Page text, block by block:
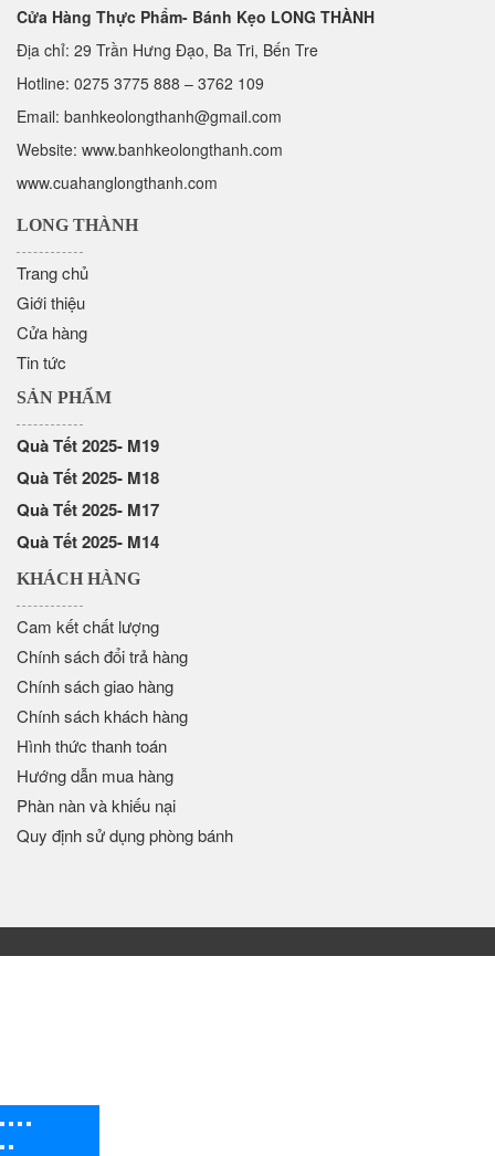
Cửa Hàng Thực Phẩm- Bánh Kẹo LONG THÀNH
Địa chỉ: 29 Trần Hưng Đạo, Ba Tri, Bến Tre
Hotline: 0275 3775 888 – 3762 109
Email: banhkeolongthanh@gmail.com
Website: www.banhkeolongthanh.com
www.cuahanglongthanh.com
LONG THÀNH
Trang chủ
Giới thiệu
Cửa hàng
Tin tức
SẢN PHẨM
Quà Tết 2025- M19
Quà Tết 2025- M18
Quà Tết 2025- M17
Quà Tết 2025- M14
KHÁCH HÀNG
Cam kết chất lượng
Chính sách đổi trả hàng
Chính sách giao hàng
Chính sách khách hàng
Hình thức thanh toán
Hướng dẫn mua hàng
Phàn nàn và khiếu nại
Quy định sử dụng phòng bánh